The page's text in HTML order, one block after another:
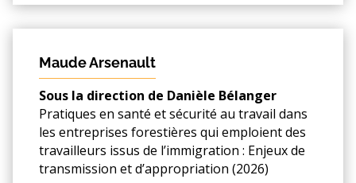
Maude Arsenault
Sous la direction de Danièle Bélanger
Pratiques en santé et sécurité au travail dans
les entreprises forestières qui emploient des
travailleurs issus de l’immigration : Enjeux de
transmission et d’appropriation (2026)